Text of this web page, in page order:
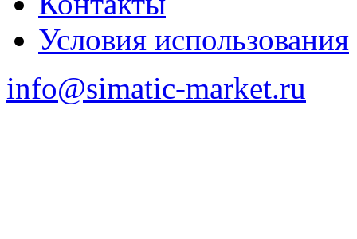
Условия использования
info@simatic-market.ru